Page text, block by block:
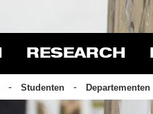
RESEARCH
Studenten Departementen